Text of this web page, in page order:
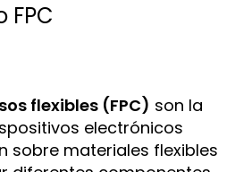
FPC
flexibles (FPC) son la
electrónicos
sobre materiales flexibles